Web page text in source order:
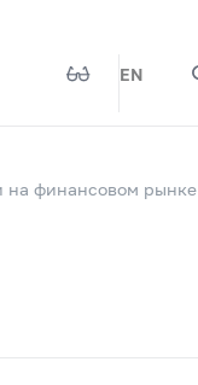
EN
на финансовом рынке